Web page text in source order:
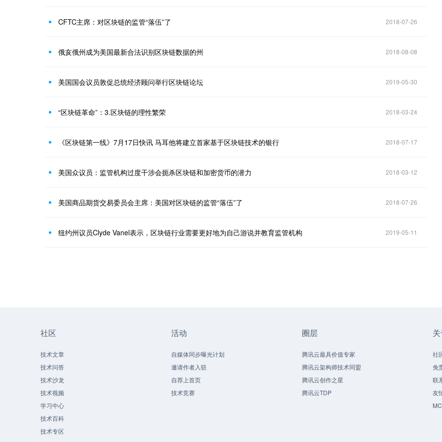
CFTC主席：对区块链的监管“落伍”了 2018-07-26
俄亥俄州成为美国最新合法识别区块链数据的州 2018-08-08
美国国会议员敦促总统经济顾问举行区块链论坛 2019-05-30
“区块链革命”：3.区块链的理性繁荣 2018-03-24
《区块链第一线》7月17日快讯 马耳他将建立首家基于区块链技术的银行 2018-07-17
美国众议员：监管机构过度干涉会扼杀区块链和加密货币的潜力 2018-03-12
美国商品期货交易委员会主席：美国对区块链的监管“落伍”了 2018-07-26
纽约州议员Clyde Vanel表示，区块链行业需要更好地为自己游说并教育监管机构 2019-05-11
社区
技术文章
技术问答
技术沙龙
技术视频
学习中心
技术百科
技术专区
活动
自媒体同步曝光计划
邀请作者入驻
自荐上首页
技术竞赛
圈层
腾讯云最具价值专家
腾讯云架构师技术同盟
腾讯云创作之星
腾讯云TDP
社
免
联
友